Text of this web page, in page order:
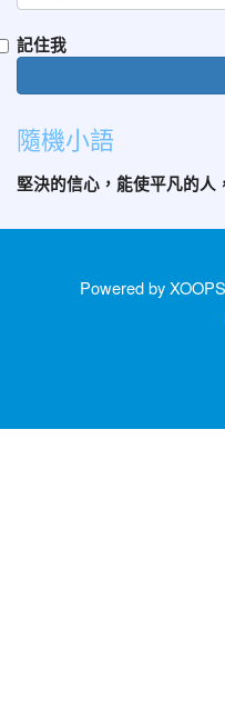
記住我
隨機小語
堅決的信心，能使平凡的人
Powered by